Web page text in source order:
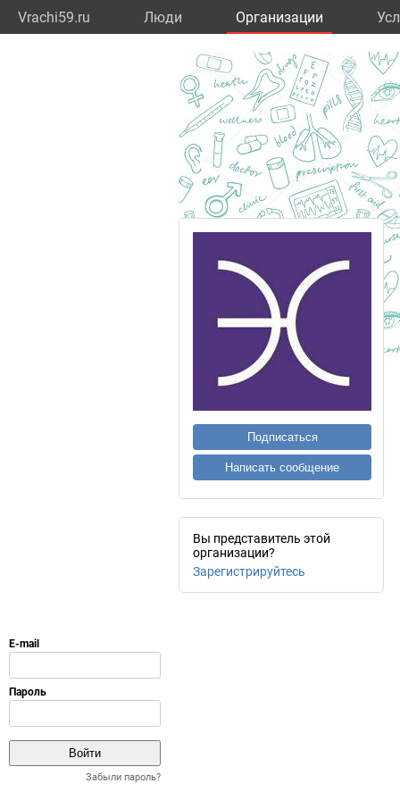
Vrachi59.ru Люди Организации
Забыли пароль?
Подписаться
Написать сообщение
Вы представитель этой
организации?
Зарегистрируйтесь